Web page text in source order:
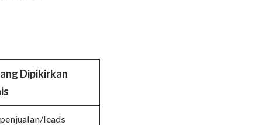
Dipikirkan
leads